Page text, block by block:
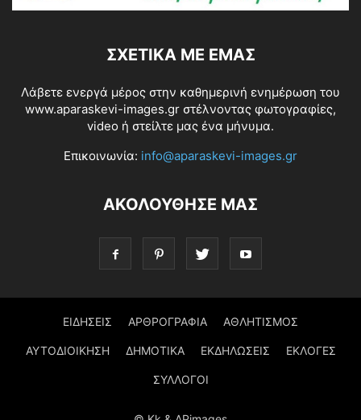
ΣΧΕΤΙΚΆ ΜΕ ΕΜΆΣ
Λάβετε ενεργά μέρος στην καθημερινή ενημέρωση του
www.aparaskevi-images.gr στέλνοντας φωτογραφίες,
video ή στείλτε μας ένα μήνυμα.
Επικοινωνία: info@aparaskevi-images.gr
ΑΚΟΛΟΥΘΗΣΕ ΜΑΣ
ΕΙΔΗΣΕΙΣ ΑΡΘΡΟΓΡΑΦΙΑ ΑΘΛΗΤΙΣΜΟΣ
ΑΥΤΟΔΙΟΙΚΗΣΗ ΔΗΜΟΤΙΚΑ ΕΚΔΗΛΩΣΕΙΣ ΕΚΛΟΓΕΣ
ΣΥΛΛΟΓΟΙ